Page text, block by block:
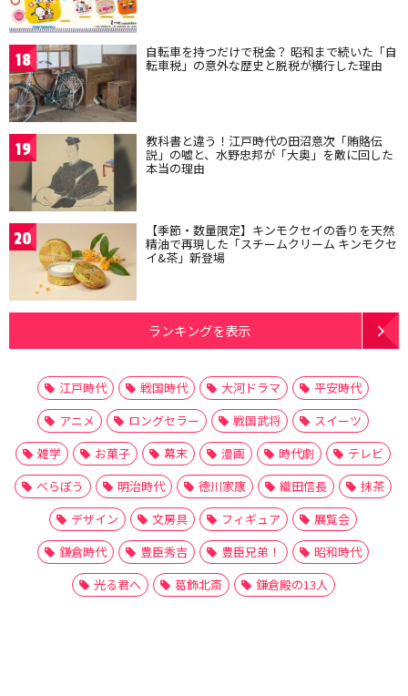
18 自転車を持つだけで税金？ 昭和まで続いた「自
転車税」の意外な歴史と脱税が横行した理由
19 教科書と違う！江戸時代の田沼意次「賄賂伝
説」の嘘と、水野忠邦が「大奥」を敵に回した
本当の理由
20 【季節・数量限定】キンモクセイの香りを天然
精油で再現した「スチームクリーム キンモクセ
イ&茶」新登場
ランキングを表示
江戸時代 戦国時代 大河ドラマ
平安時代
アニメ
ロングセラー 戦国武将
スイーツ
雑学
お菓子 幕末 漫画 時代劇
テレビ
べらぼう
明治時代 徳川家康 織田信長
抹茶
デザイン
文房具 フィギュア
展覧会
鎌倉時代
豊臣秀吉 豊臣兄弟！
昭和時代
光る君へ
葛飾北斎 鎌倉殿の13人